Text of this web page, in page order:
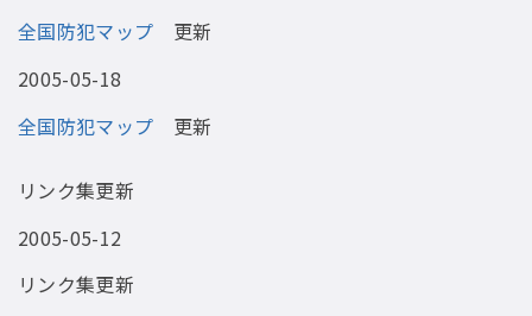
全国防犯マップ 更新
2005-05-18
全国防犯マップ 更新
リンク集更新
2005-05-12
リンク集更新